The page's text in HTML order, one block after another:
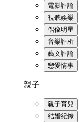
電影評論
視聽娛樂
偶像明星
音樂評析
藝文評論
戀愛情事
親子
親子育兒
結婚紀錄